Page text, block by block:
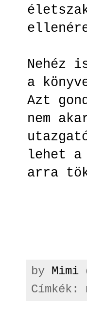
Nehéz
a
Azt
nem
lehet a
arra
by Mimi
Címkék: